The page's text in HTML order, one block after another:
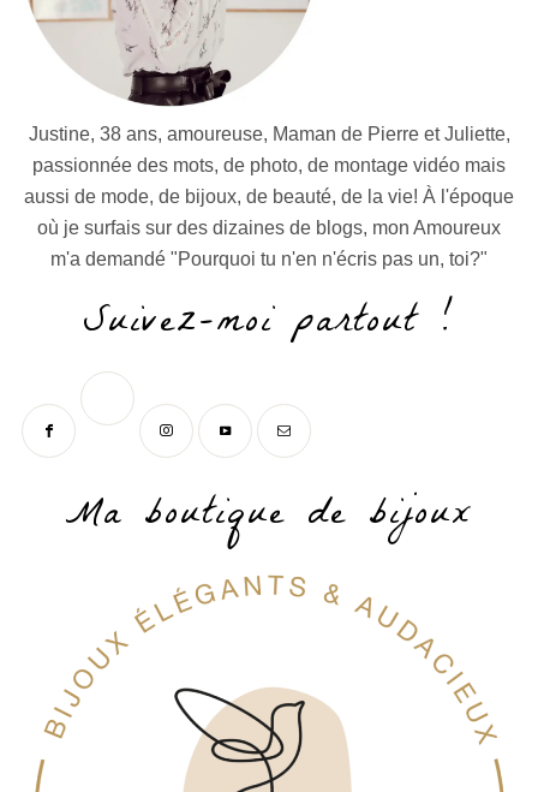
Justine, 38 ans, amoureuse, Maman de Pierre et Juliette,
passionnée des mots, de photo, de montage vidéo mais
aussi de mode, de bijoux, de beauté, de la vie! À l'époque
où je surfais sur des dizaines de blogs, mon Amoureux
m'a demandé "Pourquoi tu n'en n'écris pas un, toi?"
Suivez-moi partout !
Ma boutique de bijoux